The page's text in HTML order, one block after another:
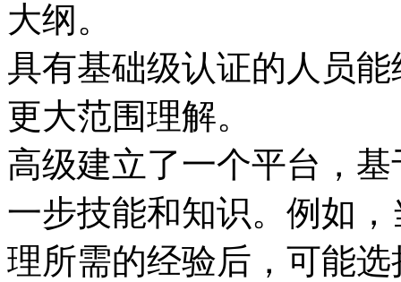
大纲。
具有基础级认证的人员
更大范围理解。
高级建立了一个平台，
一步技能和知识。例如
理所需的经验后，可能